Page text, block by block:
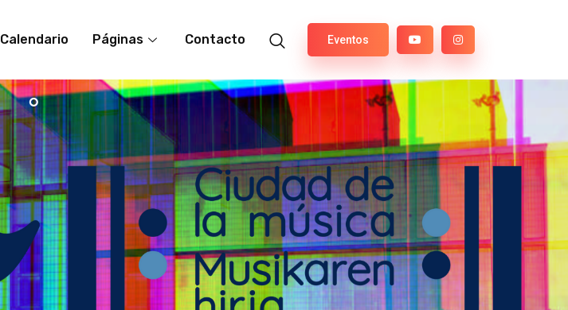
Calendario Páginas Contacto Eventos